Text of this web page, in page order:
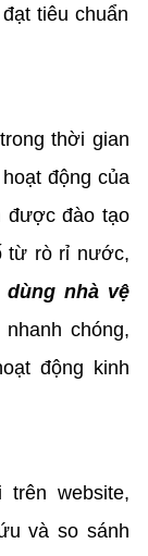
tiêu chuẩn
thời gian
động của
được đào tạo
từ rò rỉ nước,
dùng nhà vệ
chóng,
động kinh
website,
và so sánh